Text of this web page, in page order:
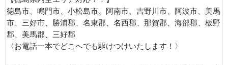
徳島市、鳴門市、小松島市、阿南市、吉野川市、阿波市、美馬
市、三好市、勝浦郡、名東郡、名西郡、那賀郡、海部郡、板野
郡、美馬郡、三好郡
〈お電話一本でどこへでも駆けつけいたします！〉